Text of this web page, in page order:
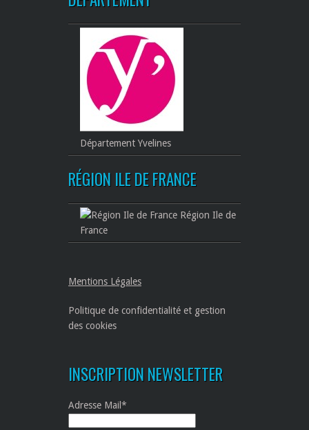
Département Yvelines
RÉGION ILE DE FRANCE
Région Ile de
France
Mentions Légales
Politique de confidentialité et gestion
des cookies
INSCRIPTION NEWSLETTER
Adresse Mail*